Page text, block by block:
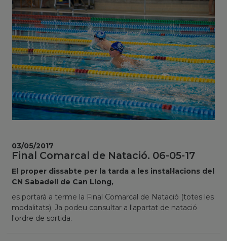
Final Comarcal de Natació. 06-05-17
El proper dissabte per la tarda a les instal·lacions del
CN Sabadell de Can Llong,
es portarà a terme la Final Comarcal de Natació (totes les
modalitats). Ja podeu consultar a l'apartat de natació
l'ordre de sortida.
03/05/2017